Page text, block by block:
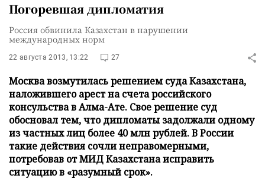
Погоревшая дипломатия
Россия обвинила Казахстан в нарушении
международных норм
22 августа 2013, 13:22 27
Москва возмутилась решением суда Казахстана,
наложившего арест на счета российского
консульства в Алма-Ате. Свое решение суд
обосновал тем, что дипломаты задолжали одному
из частных лиц более 40 млн рублей. В России
такие действия сочли неправомерными,
потребовав от МИД Казахстана исправить
ситуацию в «разумный срок».